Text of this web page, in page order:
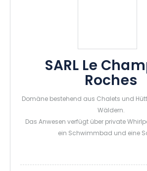
SARL Le
Roches
Domäne bestehend aus Chalets und
Wäldern.
Das Anwesen verfügt über private
ein Schwimmbad und eine